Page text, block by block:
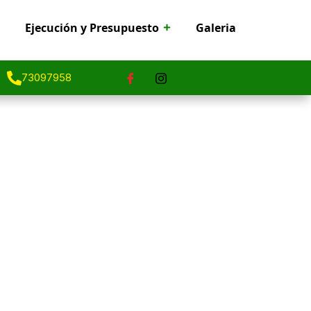
Ejecución y Presupuesto Galeria
73097958